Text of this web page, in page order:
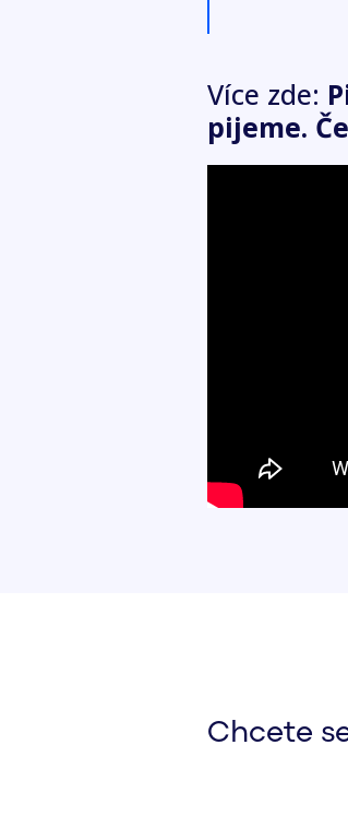
Více zde:
pijeme.
Chcete